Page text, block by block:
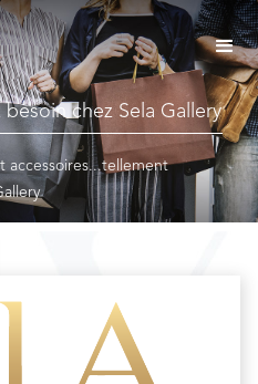
chez Sela Gallery
accessoires...tellement